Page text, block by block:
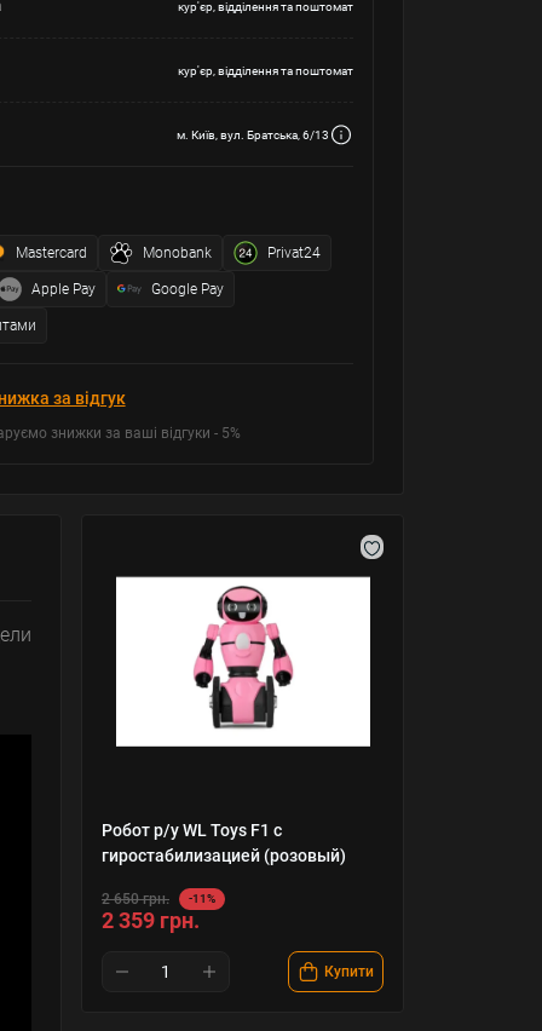
кур'єр, відділення та поштомат
кур'єр, відділення та поштомат
м. Київ, вул. Братська, 6/13
Mastercard Monobank Privat24
Apple Pay Google Pay
за відгук
знижки за ваші відгуки - 5%
Робот р/у WL Toys F1 с
гиростабилизацией (розовый)
2 650 грн. -11%
2 359 грн.
Купити